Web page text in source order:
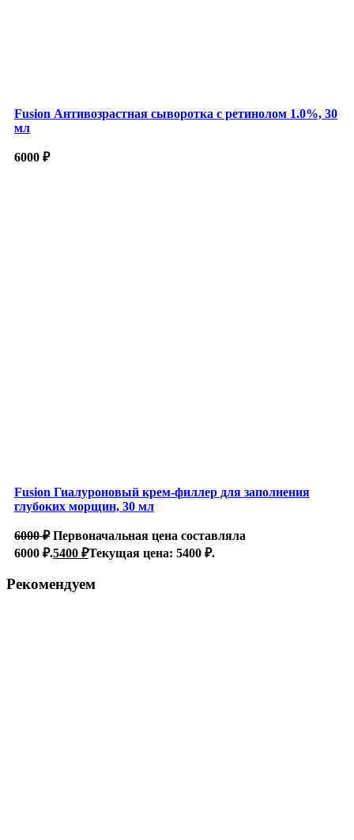
Fusion Антивозрастная сыворотка с ретинолом 1.0%, 30
мл
6000 ₽
Fusion Гиалуроновый крем-филлер для заполнения
глубоких морщин, 30 мл
6000₽ Первоначальная цена составляла
6000 ₽.5400 ₽Текущая цена: 5400 ₽.
Рекомендуем